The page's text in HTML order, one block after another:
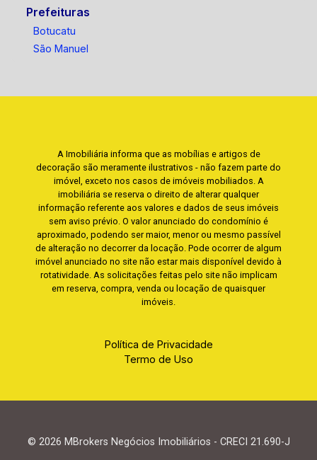
Prefeituras
Botucatu
São Manuel
A Imobiliária informa que as mobílias e artigos de
decoração são meramente ilustrativos - não fazem parte do
imóvel, exceto nos casos de imóveis mobiliados. A
imobiliária se reserva o direito de alterar qualquer
informação referente aos valores e dados de seus imóveis
sem aviso prévio. O valor anunciado do condomínio é
aproximado, podendo ser maior, menor ou mesmo passível
de alteração no decorrer da locação. Pode ocorrer de algum
imóvel anunciado no site não estar mais disponível devido à
rotatividade. As solicitações feitas pelo site não implicam
em reserva, compra, venda ou locação de quaisquer
imóveis.
Política de Privacidade
Termo de Uso
© 2026 MBrokers Negócios Imobiliários - CRECI 21.690-J